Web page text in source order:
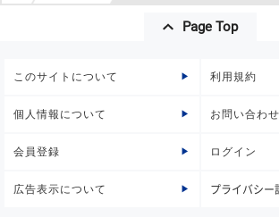
Page Top
このサイトについて 利用規約
個人情報について お問い合わせ
会員登録 ログイン
広告表示について プライバシー